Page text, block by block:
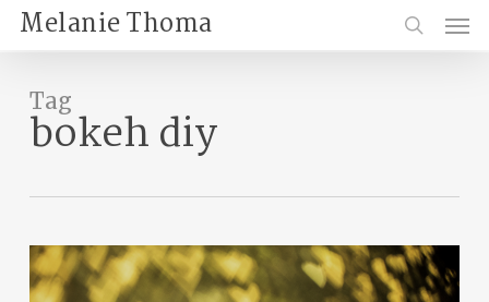
Skip
main
Melanie Thoma
search
Menu
Tag
bokeh diy